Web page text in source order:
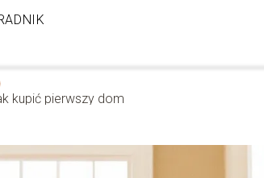
kupić pierwszy dom